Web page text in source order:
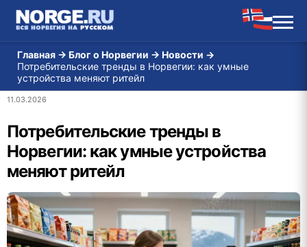
Главная → Блог о Норвегии → Новости →
Потребительские тренды в Норвегии: как умные
устройства меняют ритейл
11.03.2026
Потребительские тренды в
Норвегии: как умные устройства
меняют ритейл